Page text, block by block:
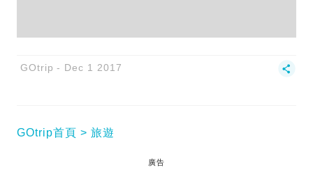
GOtrip Dec 1 2017
GOtrip首頁 旅遊
廣告